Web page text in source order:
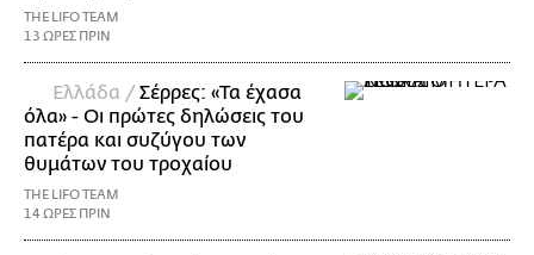
THE LIFO TEAM
13 ΩΡΕΣ ΠΡΙΝ
Ελλάδα / Σέρρες: «Τα έχασα
όλα» - Οι πρώτες δηλώσεις του
πατέρα και συζύγου των
θυμάτων του τροχαίου
THE LIFO TEAM
14 ΩΡΕΣ ΠΡΙΝ